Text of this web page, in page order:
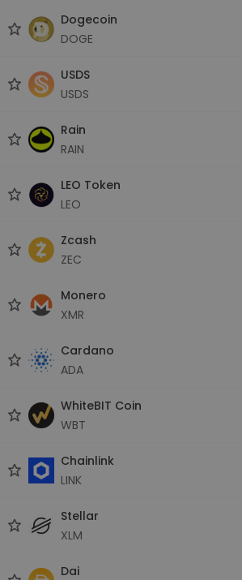
Dogecoin
DOGE
USDS
USDS
Rain
RAIN
LEO Token
LEO
Zcash
ZEC
Monero
XMR
Cardano
ADA
WhiteBIT Coin
WBT
Chainlink
LINK
Stellar
XLM
Dai